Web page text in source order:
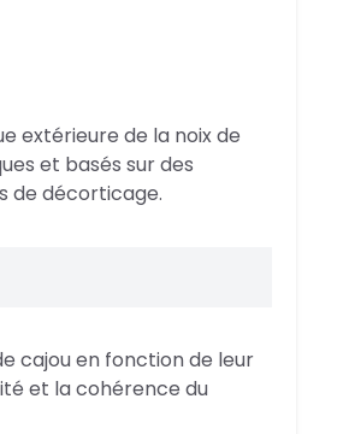
extérieure de la noix de
et basés sur des
de décorticage.
cajou en fonction de leur
et la cohérence du